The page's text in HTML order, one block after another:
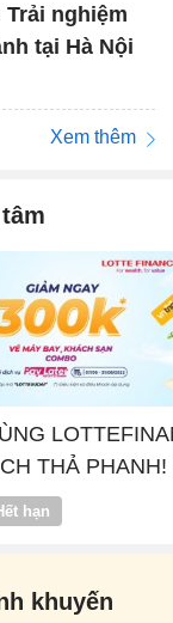
nghiệm
tại Hà Nội
Xem thêm
THẢ PHANH!
hạn
khuyến